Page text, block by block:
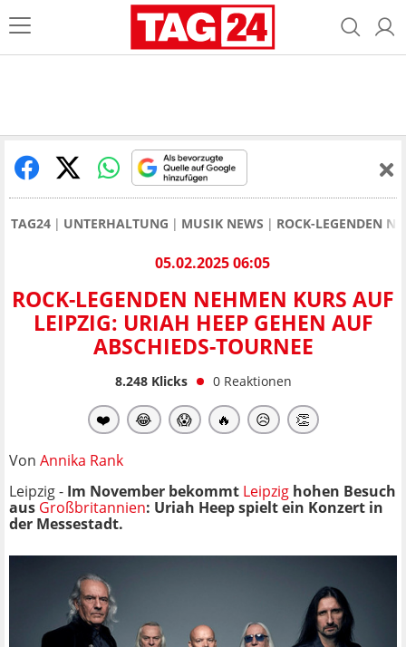
TAG24 UNTERHALTUNG MUSIK NEWS ROCK-LEGENDEN
05.02.2025 06:05
ROCK-LEGENDEN NEHMEN KURS AUF
LEIPZIG: URIAH HEEP GEHEN AUF
ABSCHIEDS-TOURNEE
8.248Klicks 0 Reaktionen
❤️ 😂 😱 🔥 😥 👏
Von Annika Rank
Leipzig - Im November bekommt Leipzig hohen Besuch
aus Großbritannien: Uriah Heep spielt ein Konzert in
der Messestadt.